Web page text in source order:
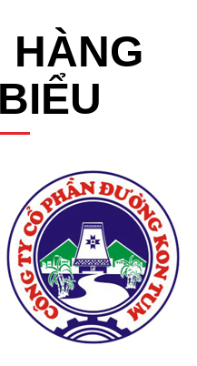
HÀNG